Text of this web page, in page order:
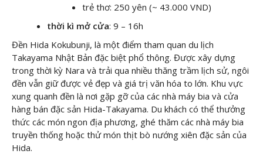
trẻ thơ: 250 yên (~ 43.000 VND)
thời kì mở cửa: 9 – 16h
Đền Hida Kokubunji, là một điểm tham quan du lịch
Takayama Nhật Bản đặc biệt phổ thông. Được xây dựng
trong thời kỳ Nara và trải qua nhiều thăng trầm lịch sử, ngôi
đền vẫn giữ được vẻ đẹp và giá trị văn hóa to lớn. Khu vực
xung quanh đền là nơi gặp gỡ của các nhà máy bia và cửa
hàng bán đặc sản Hida-Takayama. Du khách có thể thưởng
thức các món ngon địa phương, ghé thăm các nhà máy bia
truyền thống hoặc thử món thịt bò nướng xiên đặc sản của
Hida.